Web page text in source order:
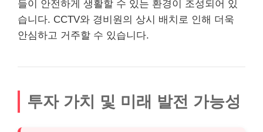
들이 안전하게 생활할 수 있는 환경이 조성되어 있
습니다. CCTV와 경비원의 상시 배치로 인해 더욱
안심하고 거주할 수 있습니다.
투자 가치 및 미래 발전 가능성